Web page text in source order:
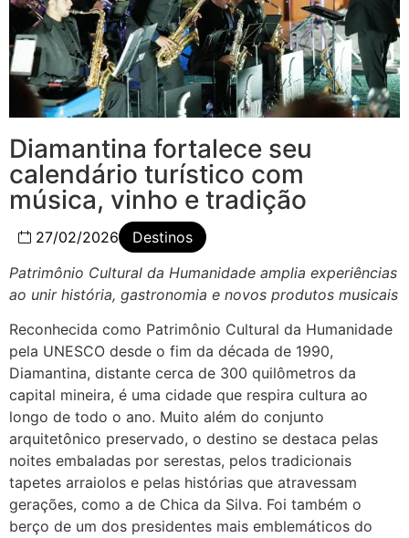
Diamantina fortalece seu
calendário turístico com
música, vinho e tradição
27/02/2026
Destinos
Patrimônio Cultural da Humanidade amplia experiências
ao unir história, gastronomia e novos produtos musicais
Reconhecida como Patrimônio Cultural da Humanidade
pela UNESCO desde o fim da década de 1990,
Diamantina, distante cerca de 300 quilômetros da
capital mineira, é uma cidade que respira cultura ao
longo de todo o ano. Muito além do conjunto
arquitetônico preservado, o destino se destaca pelas
noites embaladas por serestas, pelos tradicionais
tapetes arraiolos e pelas histórias que atravessam
gerações, como a de Chica da Silva. Foi também o
berço de um dos presidentes mais emblemáticos do